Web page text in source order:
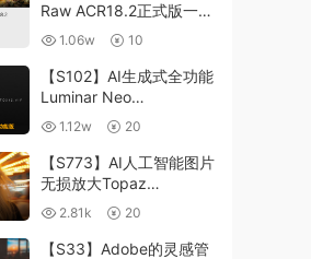
Raw ACR18.2正式版一键
升级包 ACR最新升级包
支持WIN和MAC
1.06w 10
【S102】AI生成式全功能
Luminar Neo
1.24.4(x64)超强修图插件
中文版WIN+MAC含400
个预设
1.12w 20
【S773】AI人工智能图片
无损放大Topaz
Gigapixel AI 8.4.0.1b照
片模糊清晰 PS插件+独立
版 WIN/MAC
2.81k 20
【S33】Adobe的灵感管